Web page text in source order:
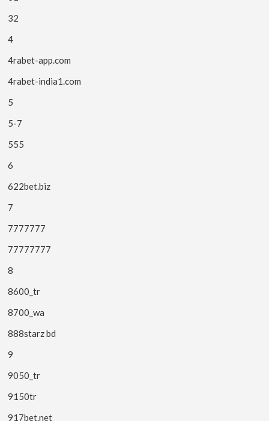
32
4
4rabet-app.com
4rabet-india1.com
5
5-7
555
6
622bet.biz
7
7777777
77777777
8
8600_tr
8700_wa
888starz bd
9
9050_tr
9150tr
917bet.net